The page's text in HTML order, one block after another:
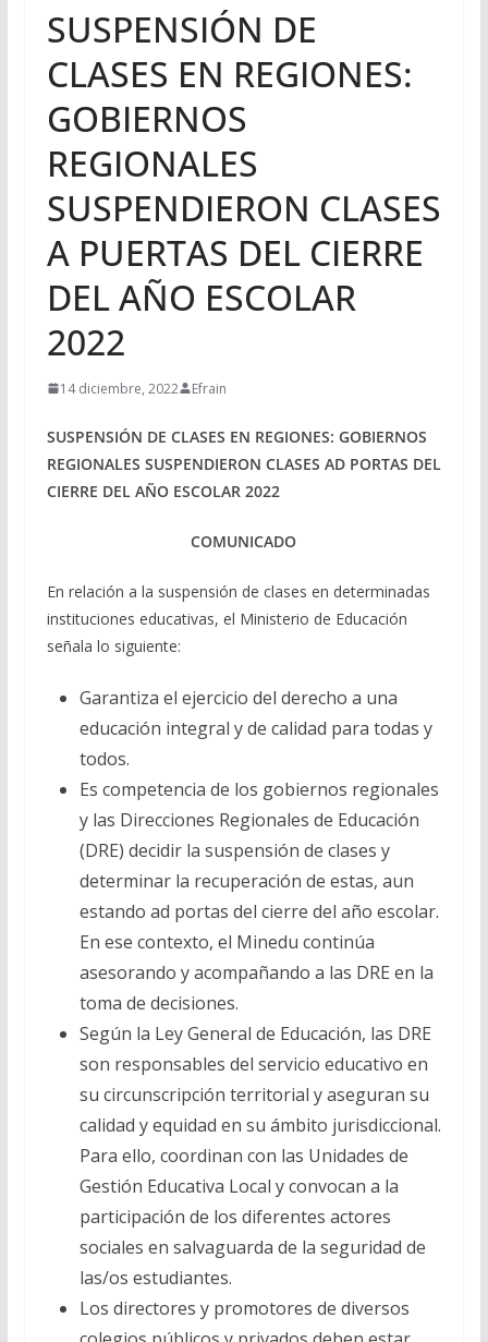
SUSPENSIÓN DE
CLASES EN REGIONES:
GOBIERNOS
REGIONALES
SUSPENDIERON CLASES
A PUERTAS DEL CIERRE
DEL AÑO ESCOLAR
2022
14 diciembre, 2022 Efrain
SUSPENSIÓN DE CLASES EN REGIONES: GOBIERNOS
REGIONALES SUSPENDIERON CLASES AD PORTAS DEL
CIERRE DEL AÑO ESCOLAR 2022
COMUNICADO
En relación a la suspensión de clases en determinadas
instituciones educativas, el Ministerio de Educación
señala lo siguiente:
Garantiza el ejercicio del derecho a una
educación integral y de calidad para todas y
todos.
Es competencia de los gobiernos regionales
y las Direcciones Regionales de Educación
(DRE) decidir la suspensión de clases y
determinar la recuperación de estas, aun
estando ad portas del cierre del año escolar.
En ese contexto, el Minedu continúa
asesorando y acompañando a las DRE en la
toma de decisiones.
Según la Ley General de Educación, las DRE
son responsables del servicio educativo en
su circunscripción territorial y aseguran su
calidad y equidad en su ámbito jurisdiccional.
Para ello, coordinan con las Unidades de
Gestión Educativa Local y convocan a la
participación de los diferentes actores
sociales en salvaguarda de la seguridad de
las/os estudiantes.
Los directores y promotores de diversos